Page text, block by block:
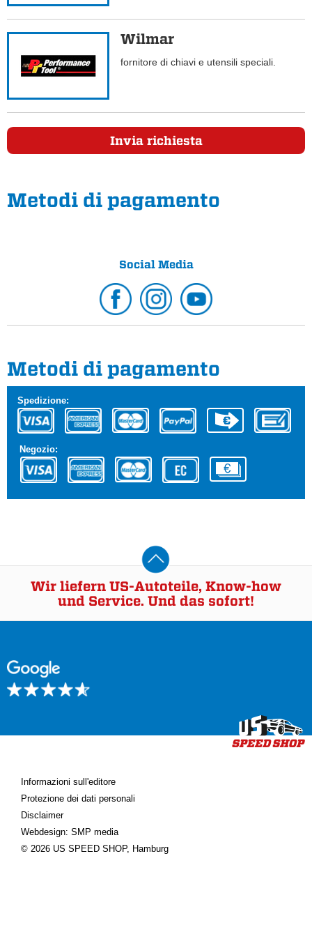
Wilmar
fornitore di chiavi e utensili speciali.
Invia richiesta
Metodi di pagamento
Social Media
Metodi di pagamento
Spedizione:
Negozio:
Wir liefern US-Autoteile, Know-how
und Service. Und das sofort!
Informazioni sull'editore
Protezione dei dati personali
Disclaimer
Webdesign: SMP media
© 2026 US SPEED SHOP, Hamburg